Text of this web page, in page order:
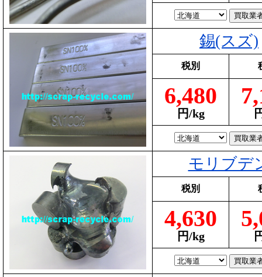
錫(スズ)
税別
6,480
円/kg
モリブデ
税別
4,630
円/kg